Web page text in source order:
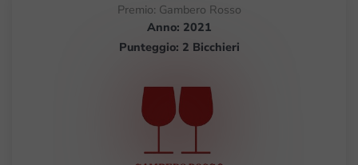
Premio: Gambero Rosso
Anno: 2021
Punteggio: 2 Bicchieri